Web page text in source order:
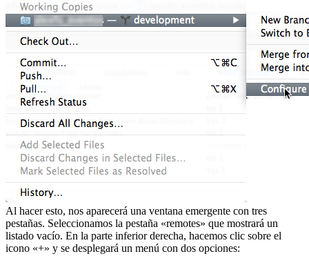
Al hacer esto, nos aparecerá una ventana emergente con tres
pestañas. Seleccionamos la pestaña «remotes» que mostrará un
listado vacío. En la parte inferior derecha, hacemos clic sobre el
icono «+» y se desplegará un menú con dos opciones: